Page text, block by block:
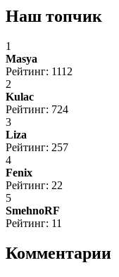
Наш топчик
1
Masya
Рейтинг: 1112
2
Kulac
Рейтинг: 724
3
Liza
Рейтинг: 257
4
Fenix
Рейтинг: 22
5
SmehnoRF
Рейтинг: 11
Комментарии